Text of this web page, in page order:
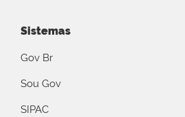
Sistemas
Gov Br
Sou Gov
SIPAC